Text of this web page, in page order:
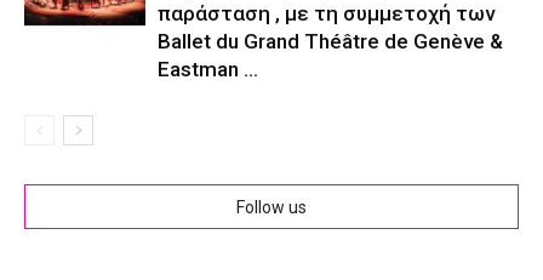
παράσταση , με τη συμμετοχή των
Ballet du Grand Théâtre de Genève &
Eastman ...
Follow us